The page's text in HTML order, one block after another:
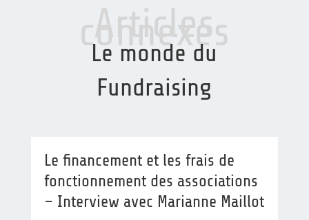
Articles
connexes
Le monde du
Fundraising
Le financement et les frais de
fonctionnement des associations
– Interview avec Marianne Maillot